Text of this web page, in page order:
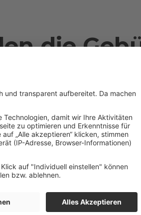
die
Gebühren
das wir
das für den betreffenden Monat
wir anhand des
der jeweiligen Anlagestrategie.